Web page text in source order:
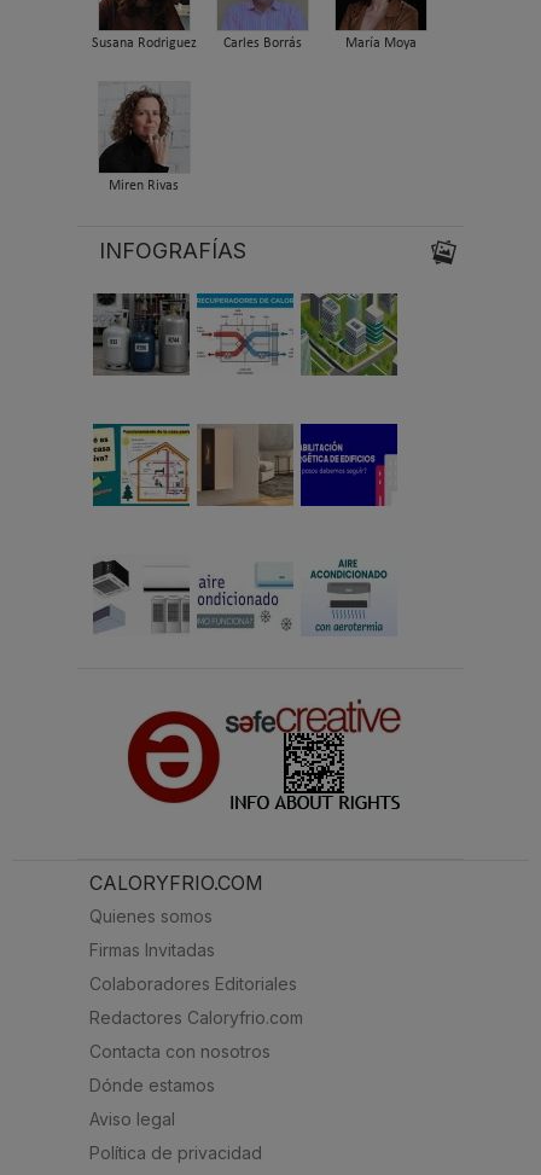
Susana Rodriguez Carles Borrás María Moya
Miren Rivas
INFOGRAFÍAS
CALORYFRIO.COM
Quienes somos
Firmas Invitadas
Colaboradores Editoriales
Redactores Caloryfrio.com
Contacta con nosotros
Dónde estamos
Aviso legal
Política de privacidad